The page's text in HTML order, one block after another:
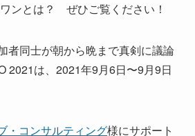
ンとは？ ぜひご覧ください！
者同士が朝から晩まで真剣に議論
2021は、2021年9月6日〜9月9日
・コンサルティング様にサポート